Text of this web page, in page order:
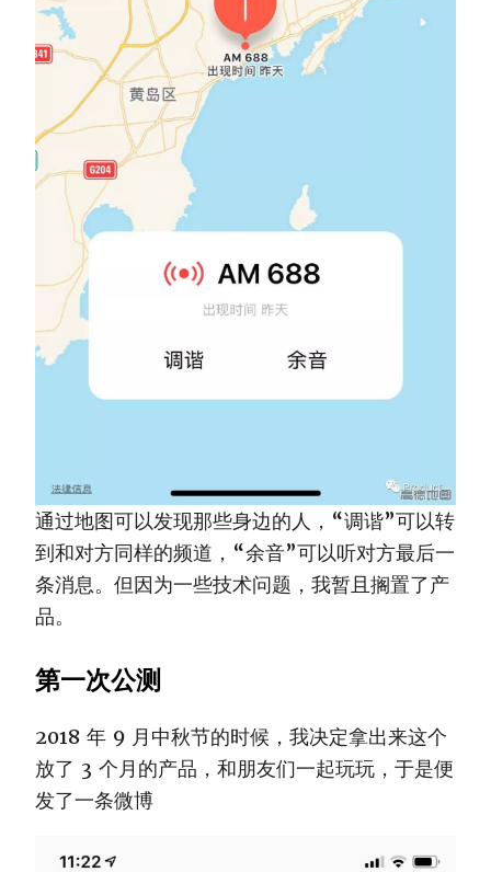
通过地图可以发现那些身边的人，“调谐”可以转
到和对方同样的频道，“余音”可以听对方最后一
条消息。但因为一些技术问题，我暂且搁置了产
品。
第一次公测
2018 年 9 月中秋节的时候，我决定拿出来这个
放了 3 个月的产品，和朋友们一起玩玩，于是便
发了一条微博